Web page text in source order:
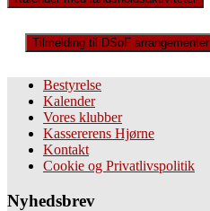
Tilmelding til DSoF arrangementer
Bestyrelse
Kalender
Vores klubber
Kassererens Hjørne
Kontakt
Cookie og Privatlivspolitik
Nyhedsbrev